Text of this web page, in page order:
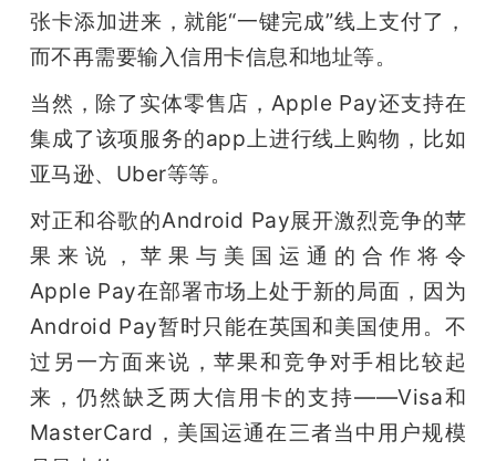
爱
搞
张卡添加进来，就能“一键完成”线上支付了，
而不再需要输入信用卡信息和地址等。
当然，除了实体零售店，Apple Pay还支持在
集成了该项服务的app上进行线上购物，比如
亚马逊、Uber等等。
对正和谷歌的Android Pay展开激烈竞争的苹
果来说，苹果与美国运通的合作将令
Apple Pay在部署市场上处于新的局面，因为
Android Pay暂时只能在英国和美国使用。不
过另一方面来说，苹果和竞争对手相比较起
来，仍然缺乏两大信用卡的支持——Visa和
MasterCard，美国运通在三者当中用户规模